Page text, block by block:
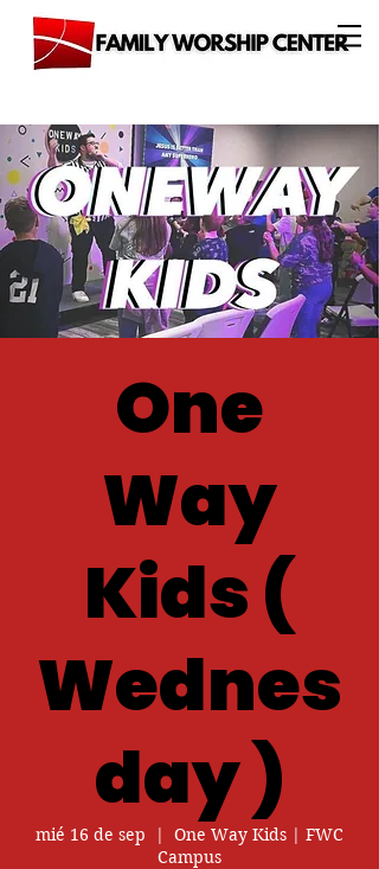
One
Way
Kids (
Wednes
day )
mié 16 de sep
  |
One Way Kids | FWC
Campus